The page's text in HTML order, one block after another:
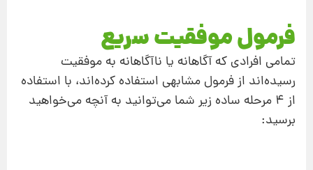
فرمول موفقیت سریع
تمامی افرادی که آگاهانه یا ناآگاهانه به موفقیت
رسیده‌اند از فرمول مشابهی استفاده کرده‌اند، با استفاده
از 4 مرحله ساده زیر شما می‌توانید به آنچه می‌خواهید
برسید: